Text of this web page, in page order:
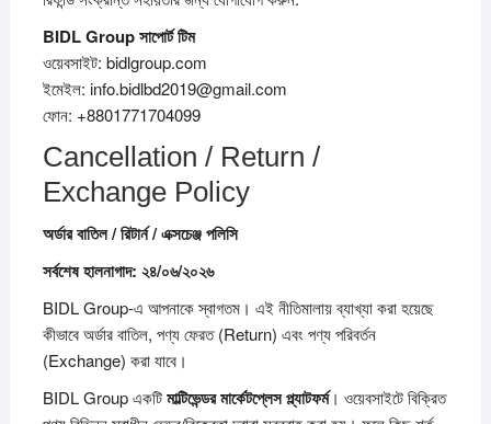
BIDL Groupসাপোর্টটিম
ওয়েবসাইট: bidlgroup.com
ইমেইল: info.bidlbd2019@gmail.com
ফোন: +8801771704099
Cancellation / Return /
Exchange Policy
অর্ডারবাতিল /রিটার্ন /এক্সচেঞ্জপলিসি
সর্বশেষহালনাগাদ: ২৪/০৬/২০২৬
BIDL Group-এ আপনাকে স্বাগতম। এই নীতিমালায় ব্যাখ্যা করা হয়েছে
কীভাবে অর্ডার বাতিল, পণ্য ফেরত (Return) এবং পণ্য পরিবর্তন
(Exchange) করা যাবে।
BIDL Group একটিমাল্টিভেন্ডরমার্কেটপ্লেসপ্ল্যাটফর্ম। ওয়েবসাইটে বিক্রিত